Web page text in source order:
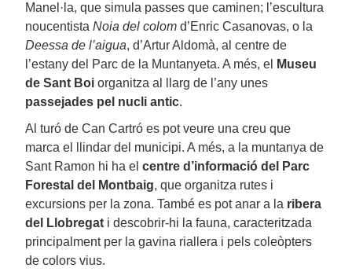
Manel·la, que simula passes que caminen; l’escultura
noucentista Noia del colom d’Enric Casanovas, o la
Deessa de l’aigua, d’Artur Aldomà, al centre de
l’estany del Parc de la Muntanyeta. A més, el
Museu
de Sant Boi organitza al llarg de l’any unes
passejades pel nucli antic.
Al turó de Can Cartró es pot veure una creu que
marca el llindar del municipi. A més, a la muntanya de
Sant Ramon hi ha el centre d’informació del Parc
Forestal del Montbaig, que organitza rutes i
excursions per la zona. També es pot anar a la ribera
del Llobregat i descobrir-hi la fauna, caracteritzada
principalment per la gavina riallera i pels coleòpters
de colors vius.